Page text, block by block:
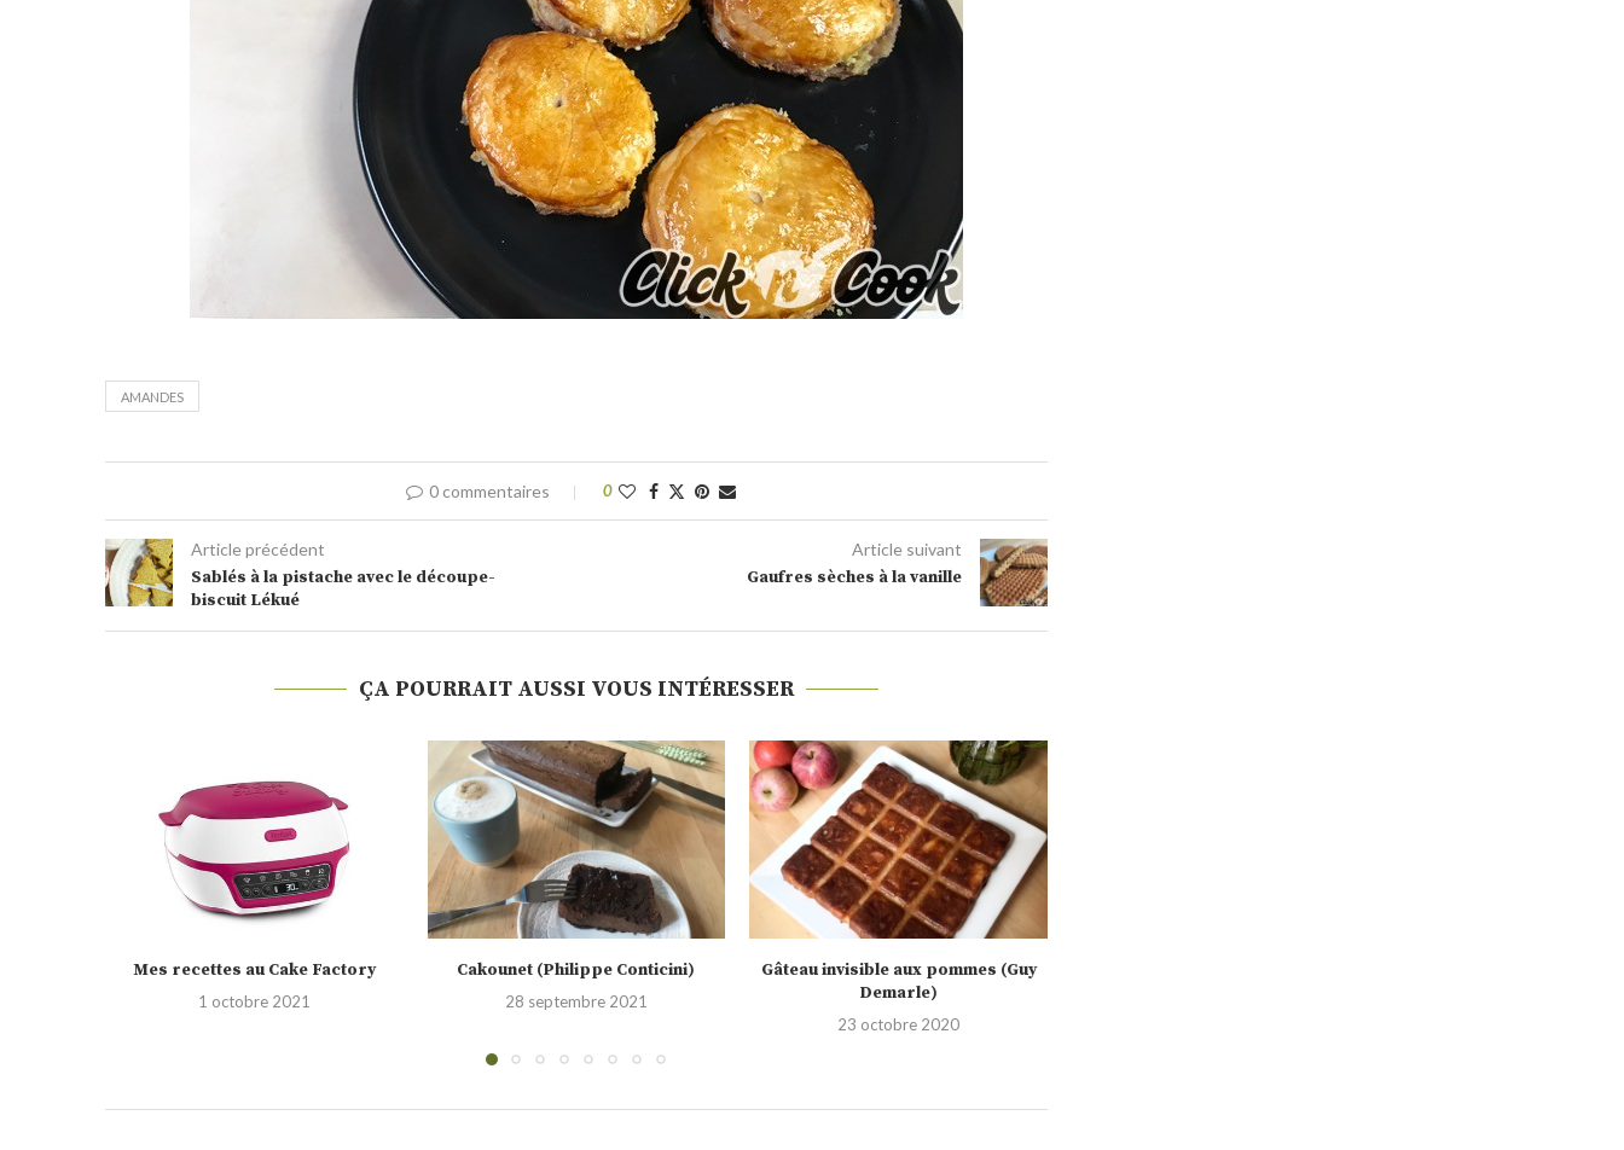
AMANDES
0 commentaires 0
Article précédent
Sablés à la pistache avec le découpe-
biscuit Lékué
Article suivant
Gaufres sèches à la vanille
ÇA POURRAIT AUSSI VOUS INTÉRESSER
Cakounet (Philippe Conticini)
28 septembre 2021
Gâteau invisible aux pommes (Guy
Demarle)
Gâteau basque
29 septembre 2020